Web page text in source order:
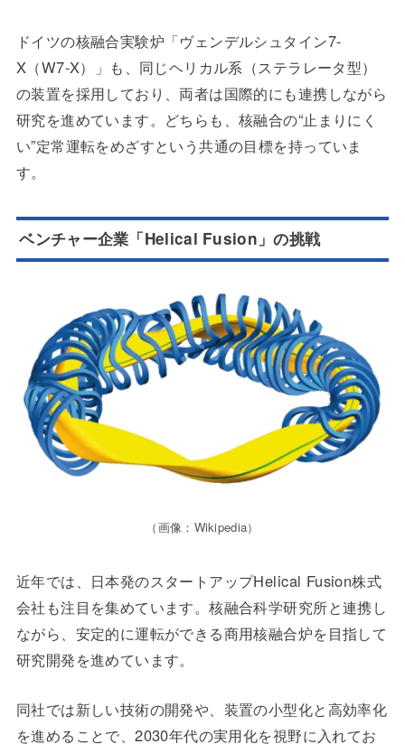
ドイツの核融合実験炉「ヴェンデルシュタイン7-
X（W7-X）」も、同じヘリカル系（ステラレータ型）
の装置を採用しており、両者は国際的にも連携しながら
研究を進めています。どちらも、核融合の“止まりにく
い”定常運転をめざすという共通の目標を持っていま
す。
ベンチャー企業「Helical Fusion」の挑戦
（画像：Wikipedia）
近年では、日本発のスタートアップHelical Fusion株式
会社も注目を集めています。核融合科学研究所と連携し
ながら、安定的に運転ができる商用核融合炉を目指して
研究開発を進めています。
同社では新しい技術の開発や、装置の小型化と高効率化
を進めることで、2030年代の実用化を視野に入れてお